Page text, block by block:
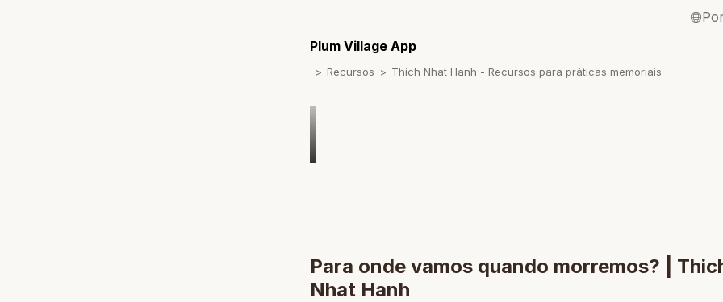
Français /
Plum Village App
Recursos Thich Nhat Hanh - Recursos para práticas memoriais
Para onde vamos quando morremos? |
Nhat Hanh